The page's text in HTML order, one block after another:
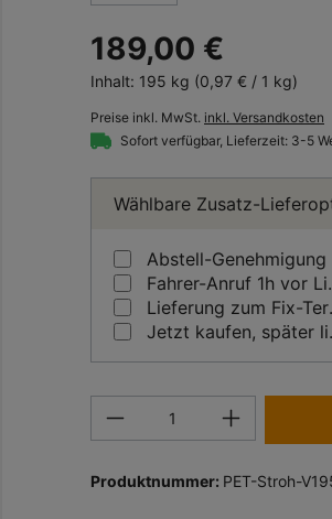
189,00 €
Inhalt: 195 kg (0,97 € / 1 kg)
Preise inkl. MwSt. inkl. Versandkosten
Sofort verfügbar, Lieferzeit: 3-5
Wählbare Zusatz-
Abstell-Genehmigung
Produkt Anzahl:
Produktnummer: PET-Stroh-